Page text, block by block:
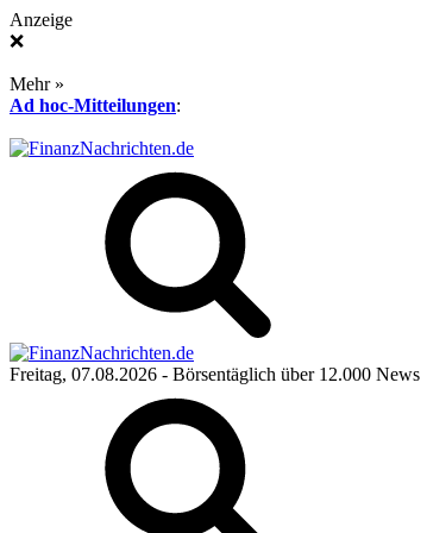
Anzeige
❌
Mehr »
Ad hoc-Mitteilungen:
Freitag, 07.08.2026 - Börsentäglich über 12.000 News